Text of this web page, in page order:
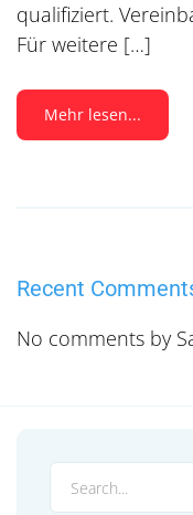
qualifiziert.
Für weitere […]
Mehr lesen...
Recent
No comments by